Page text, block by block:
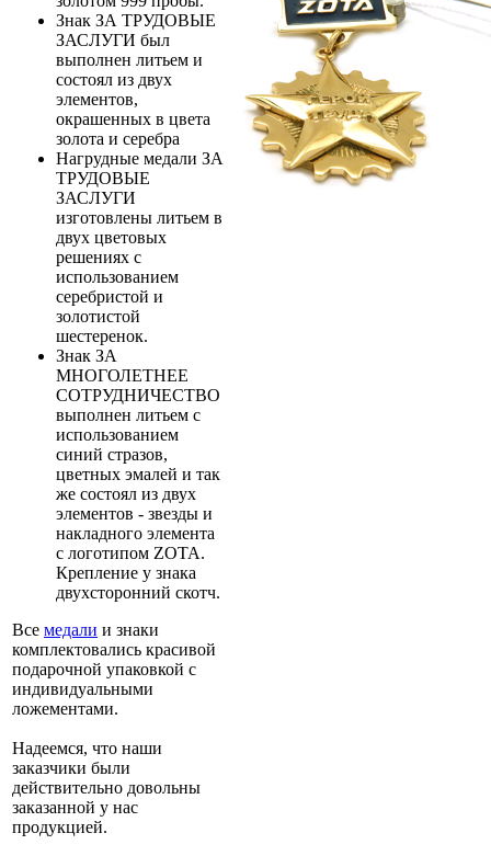
Знак ЗА ТРУДОВЫЕ
ЗАСЛУГИ был
выполнен литьем и
состоял из двух
элементов,
окрашенных в цвета
золота и серебра
Нагрудные медали ЗА
ТРУДОВЫЕ
ЗАСЛУГИ
изготовлены литьем в
двух цветовых
решениях с
использованием
серебристой и
золотистой
шестеренок.
Знак ЗА
МНОГОЛЕТНЕЕ
СОТРУДНИЧЕСТВО
выполнен литьем с
использованием
синий стразов,
цветных эмалей и так
же состоял из двух
элементов - звезды и
накладного элемента
с логотипом ZOTA.
Крепление у знака
двухсторонний скотч.
Все медали и знаки
комплектовались красивой
подарочной упаковкой с
индивидуальными
ложементами.
Надеемся, что наши
заказчики были
действительно довольны
заказанной у нас
продукцией.